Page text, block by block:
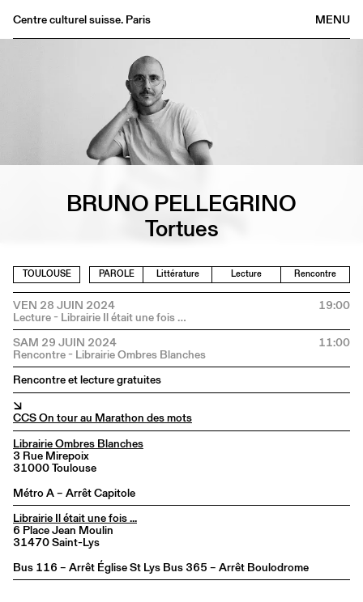
MENU
Centre culturel suisse. Paris
InformationsBRUNO PELLEGRINO
Tortues
TOULOUSE PAROLE Littérature Lecture Rencontre
VEN 28 JUIN 2024 19:00
SAM 29 JUIN 2024 11:00
Rencontre et lecture gratuites
↘
CCS On tour au Marathon des mots
Librairie Ombres Blanches
3 Rue Mirepoix
31000 Toulouse
Métro A – Arrêt Capitole
Librairie Il était une fois ...
6 Place Jean Moulin
31470 Saint-Lys
Bus 116 – Arrêt Église St Lys Bus 365 – Arrêt Boulodrome